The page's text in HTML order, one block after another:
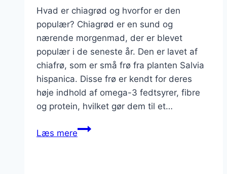
Hvad er chiagrød og hvorfor er den
populær? Chiagrød er en sund og
nærende morgenmad, der er blevet
populær i de seneste år. Den er lavet af
chiafrø, som er små frø fra planten Salvia
hispanica. Disse frø er kendt for deres
høje indhold af omega-3 fedtsyrer, fibre
og protein, hvilket gør dem til et…
Læs mereChiagrød